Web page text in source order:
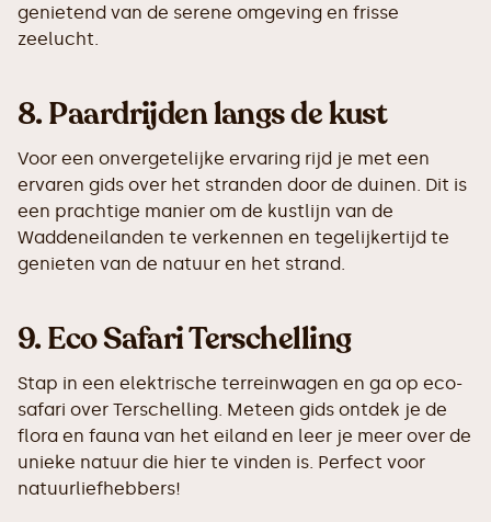
genietend van de serene omgeving en frisse
zeelucht.
8. Paardrijden langs de kust
Voor een onvergetelijke ervaring rijd je met een
ervaren gids over het stranden door de duinen. Dit is
een prachtige manier om de kustlijn van de
Waddeneilanden te verkennen en tegelijkertijd te
genieten van de natuur en het strand.
9. Eco Safari Terschelling
Stap in een elektrische terreinwagen en ga op eco-
safari over Terschelling. Meteen gids ontdek je de
flora en fauna van het eiland en leer je meer over de
unieke natuur die hier te vinden is. Perfect voor
natuurliefhebbers!